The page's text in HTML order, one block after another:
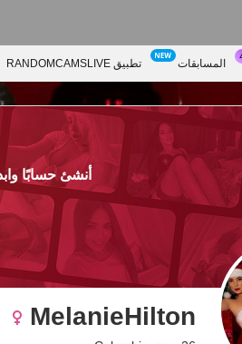
المسابقات تطبيق RANDOMCAMSLIVE
أنشئ حسابًا
MelanieHilton